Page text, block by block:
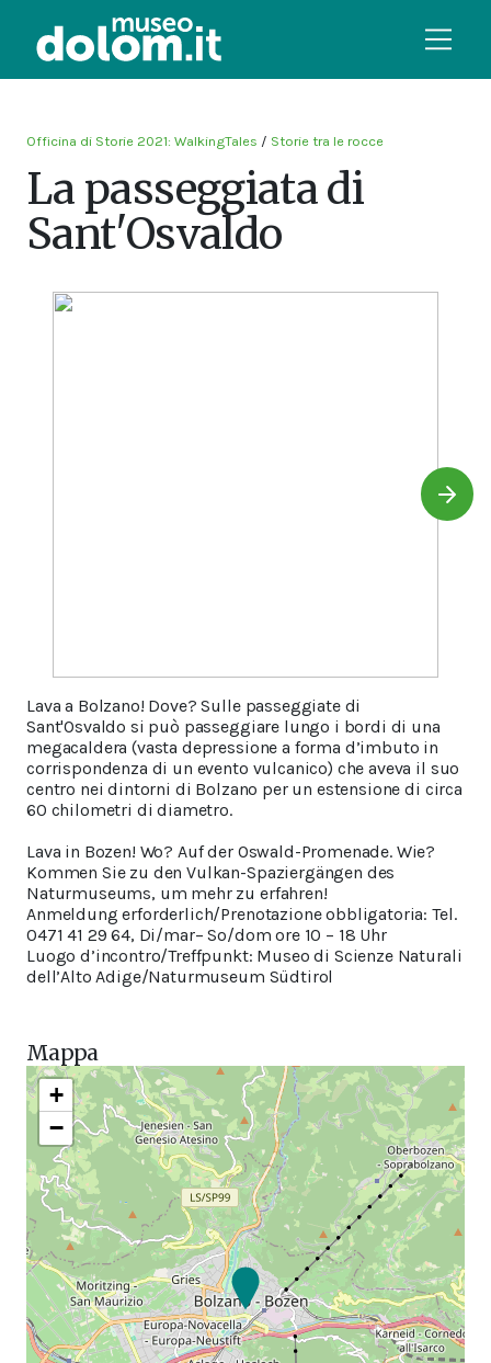
Officina di Storie 2021: WalkingTales / Storie tra le rocce
La passeggiata di
Sant'Osvaldo
Lava a Bolzano! Dove? Sulle passeggiate di
Sant'Osvaldo si può passeggiare lungo i bordi di una
megacaldera (vasta depressione a forma d’imbuto in
corrispondenza di un evento vulcanico) che aveva il suo
centro nei dintorni di Bolzano per un estensione di circa
60 chilometri di diametro.
Lava in Bozen! Wo? Auf der Oswald-Promenade. Wie?
Kommen Sie zu den Vulkan-Spaziergängen des
Naturmuseums, um mehr zu erfahren!
Anmeldung erforderlich/Prenotazione obbligatoria: Tel.
0471 41 29 64, Di/mar– So/dom ore 10 – 18 Uhr
Luogo d’incontro/Treffpunkt: Museo di Scienze Naturali
dell’Alto Adige/Naturmuseum Südtirol
Mappa
+
−